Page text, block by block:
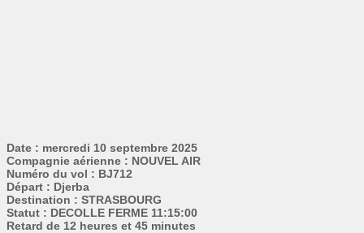
Date : mercredi 10 septembre 2025
Compagnie aérienne : NOUVEL AIR
Numéro du vol : BJ712
Départ : Djerba
Destination : STRASBOURG
Statut : DECOLLE FERME 11:15:00
Retard de 12 heures et 45 minutes